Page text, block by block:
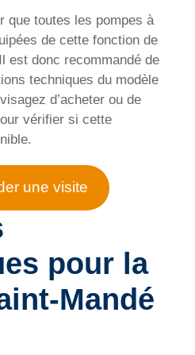
que toutes les pompes à
de cette fonction de
est donc recommandé de
techniques du modèle
d’acheter ou de
vérifier si cette
une visite
pour la
Mandé